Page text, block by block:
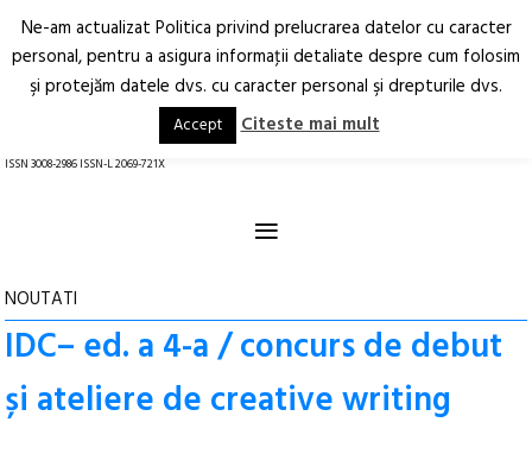
Arhitectură.
Oraș.
RO EN
ISSN 3008-2986 ISSN-L 2069-721X
≡
NOUTATI
IDC– ed. a 4-a / concurs de debut
și ateliere de creative writing
Ne-am actualizat Politica privind prelucrarea datelor cu caracter
personal, pentru a asigura informaţii detaliate despre cum folosim
şi protejăm datele dvs. cu caracter personal şi drepturile dvs.
Accept Citeste mai mult